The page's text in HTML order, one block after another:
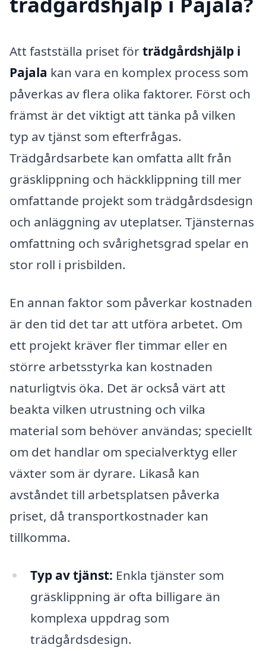
Att fastställa priset förträdgårdshjälp i
Pajala kan vara en komplex process som
påverkas av flera olika faktorer. Först och
främst är det viktigt att tänka på vilken
typ av tjänst som efterfrågas.
Trädgårdsarbete kan omfatta allt från
gräsklippning och häckklippning till mer
omfattande projekt som trädgårdsdesign
och anläggning av uteplatser. Tjänsternas
omfattning och svårighetsgrad spelar en
stor roll i prisbilden.
En annan faktor som påverkar kostnaden
är den tid det tar att utföra arbetet. Om
ett projekt kräver fler timmar eller en
större arbetsstyrka kan kostnaden
naturligtvis öka. Det är också värt att
beakta vilken utrustning och vilka
material som behöver användas; speciellt
om det handlar om specialverktyg eller
växter som är dyrare. Likaså kan
avståndet till arbetsplatsen påverka
priset, då transportkostnader kan
tillkomma.
Typ av tjänst: Enkla tjänster som
gräsklippning är ofta billigare än
komplexa uppdrag som
trädgårdsdesign.